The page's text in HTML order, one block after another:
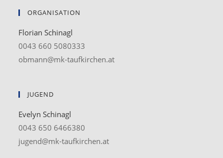
ORGANISATION
Florian Schinagl
0043 660 5080333
obmann@mk-taufkirchen.at
JUGEND
Evelyn Schinagl
0043 650 6466380
jugend@mk-taufkirchen.at